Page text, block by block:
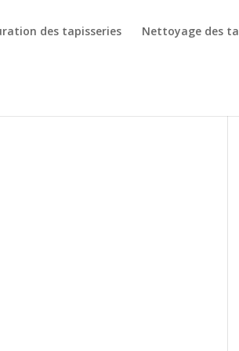
des tapisseries Nettoyage des